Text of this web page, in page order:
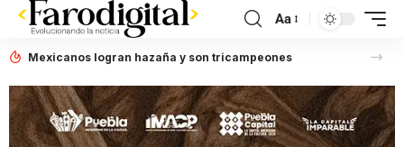
Aa
Mexicanos logran hazaña y son tricampeones